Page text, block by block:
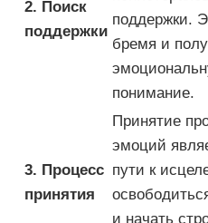
2. Поиск
поддержки
поддержки.
бремя и
понимание.
3. Процесс
принятия
Принятие
эмоций
пути к
и начать